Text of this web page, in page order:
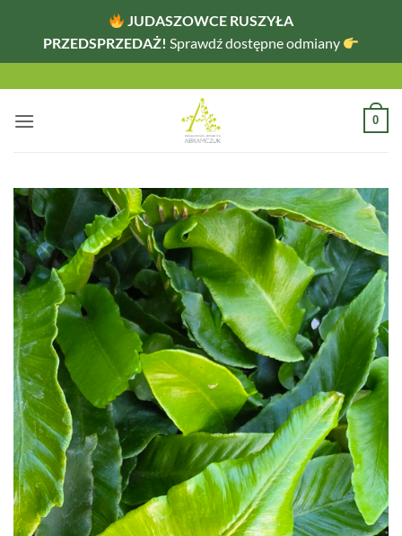
JUDASZOWCE RUSZYŁA
PRZEDSPRZEDAŻ! Sprawdź dostępne odmiany
zawartości
0